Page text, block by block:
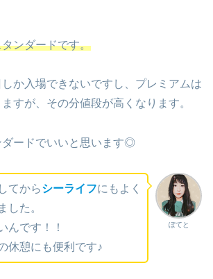
ンダードです。
か入場できないですし、プレミアムは
すが、その分値段が高くなります。
ダードでいいと思います◎
ぽてと
てからシーライフにもよく
した。
んです！！
休憩にも便利です♪